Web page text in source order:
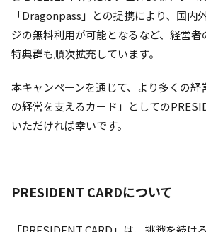
「Dragonpass」との提携により、国内
ジの無料利用が可能となるなど、経営者
特典群も順次拡充しています。
本キャンペーンを通じて、より多くの経
の経営を支えるカード」としての
いただければ幸いです。
PRESIDENT CARDについて